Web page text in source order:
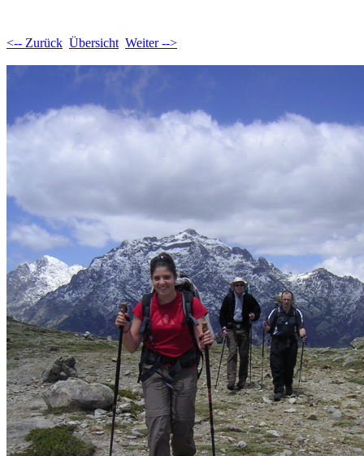
<-- Zurück Übersicht Weiter -->